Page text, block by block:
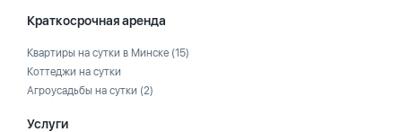
Краткосрочная аренда
Квартиры на сутки в Минске (15)
Коттеджи на сутки
Агроусадьбы на сутки (2)
Услуги